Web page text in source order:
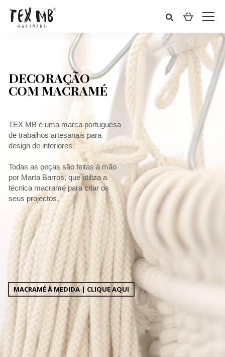
DECORAÇÃO
COM MACRAMÉ
TEX MB é uma marca portuguesa
de trabalhos artesanais para
design de interiores.
Todas as peças são feitas à mão
por Marta Barros, que utiliza a
técnica macramé para criar os
seus projectos.
MACRAMÉ À MEDIDA | CLIQUE AQUI